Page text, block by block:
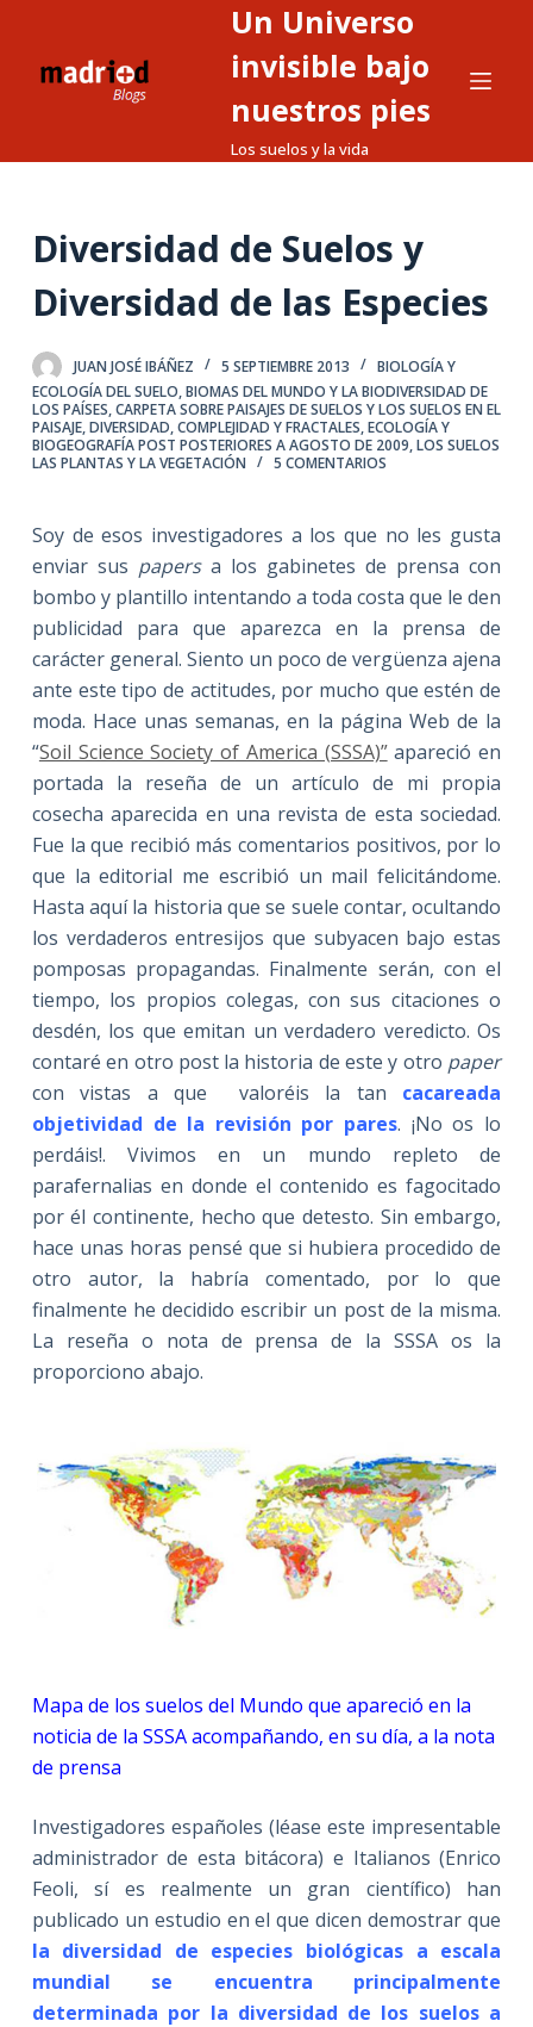
e
n
o
Un Universo
invisible bajo
nuestros pies
Los suelos y la vida
Diversidad de Suelos y
Diversidad de las Especies
JUAN JOSÉ IBÁÑEZ 5 SEPTIEMBRE 2013
BIOLOGÍA Y
ECOLOGÍA DEL SUELO,BIOMAS DEL MUNDO Y LA BIODIVERSIDAD DE
LOS PAÍSES,CARPETA SOBRE PAISAJES DE SUELOS Y LOS SUELOS EN EL
PAISAJE,DIVERSIDAD, COMPLEJIDAD Y FRACTALES,ECOLOGÍA Y
BIOGEOGRAFÍA POST POSTERIORES A AGOSTO DE 2009,LOS SUELOS
LAS PLANTAS Y LA VEGETACIÓN
5 COMENTARIOS
Soy de esos investigadores a los que no les gusta
enviar sus papers a los gabinetes de prensa con
bombo y plantillo intentando a toda costa que le den
publicidad para que aparezca en la prensa de
carácter general. Siento un poco de vergüenza ajena
ante este tipo de actitudes, por mucho que estén de
moda. Hace unas semanas, en la página Web de la
“Soil Science Society of America (SSSA)”apareció en
portada la reseña de un artículo de mi propia
cosecha aparecida en una revista de esta sociedad.
Fue la que recibió más comentarios positivos, por lo
que la editorial me escribió un mail felicitándome.
Hasta aquí la historia que se suele contar, ocultando
los verdaderos entresijos que subyacen bajo estas
pomposas propagandas. Finalmente serán, con el
tiempo, los propios colegas, con sus citaciones o
desdén, los que emitan un verdadero veredicto. Os
contaré en otro post la historia de este y otro paper
con vistas a que valoréis la tan cacareada
objetividad de la revisión por pares. ¡No os lo
perdáis!. Vivimos en un mundo repleto de
parafernalias en donde el contenido es fagocitado
por él continente, hecho que detesto. Sin embargo,
hace unas horas pensé que si hubiera procedido de
otro autor, la habría comentado, por lo que
finalmente he decidido escribir un post de la misma.
La reseña o nota de prensa de la SSSA os la
proporciono abajo.
Mapa de los suelos del Mundo que apareció en la
noticia de la SSSA acompañando, en su día, a la nota
de prensa
Investigadores españoles (léase este impresentable
administrador de esta bitácora) e Italianos (Enrico
Feoli, sí es realmente un gran científico) han
publicado un estudio en el que dicen demostrar que
la diversidad de especies biológicas a escala
mundial se encuentra principalmente
determinada por la diversidad de los suelos a